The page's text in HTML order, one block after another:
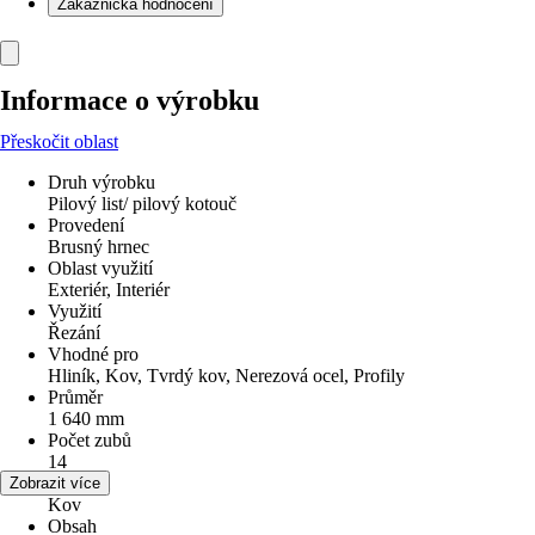
Zákaznická hodnocení
Informace o výrobku
Přeskočit oblast
Druh výrobku
Pilový list/ pilový kotouč
Provedení
Brusný hrnec
Oblast využití
Exteriér, Interiér
Využití
Řezání
Vhodné pro
Hliník, Kov, Tvrdý kov, Nerezová ocel, Profily
Průměr
1 640 mm
Počet zubů
14
Materiál
Kov
Obsah
Zobrazit více